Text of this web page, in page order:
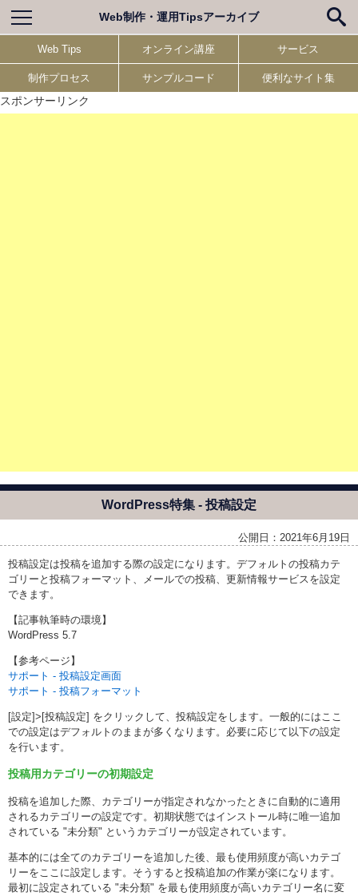
Web制作・運用Tipsアーカイブ
Web Tips オンライン講座 サービス
制作プロセス サンプルコード 便利なサイト集
スポンサーリンク
WordPress特集 - 投稿設定
公開日：2021年6月19日
投稿設定は投稿を追加する際の設定になります。デフォルトの投稿カテ
ゴリーと投稿フォーマット、メールでの投稿、更新情報サービスを設定
できます。
【記事執筆時の環境】
WordPress 5.7
【参考ページ】
サポート - 投稿設定画面
サポート - 投稿フォーマット
[設定]>[投稿設定] をクリックして、投稿設定をします。一般的にはここ
での設定はデフォルトのままが多くなります。必要に応じて以下の設定
を行います。
投稿用カテゴリーの初期設定
投稿を追加した際、カテゴリーが指定されなかったときに自動的に適用
されるカテゴリーの設定です。初期状態ではインストール時に唯一追加
されている "未分類" というカテゴリーが設定されています。
基本的には全てのカテゴリーを追加した後、最も使用頻度が高いカテゴ
リーをここに設定します。そうすると投稿追加の作業が楽になります。
最初に設定されている "未分類" を最も使用頻度が高いカテゴリー名に変